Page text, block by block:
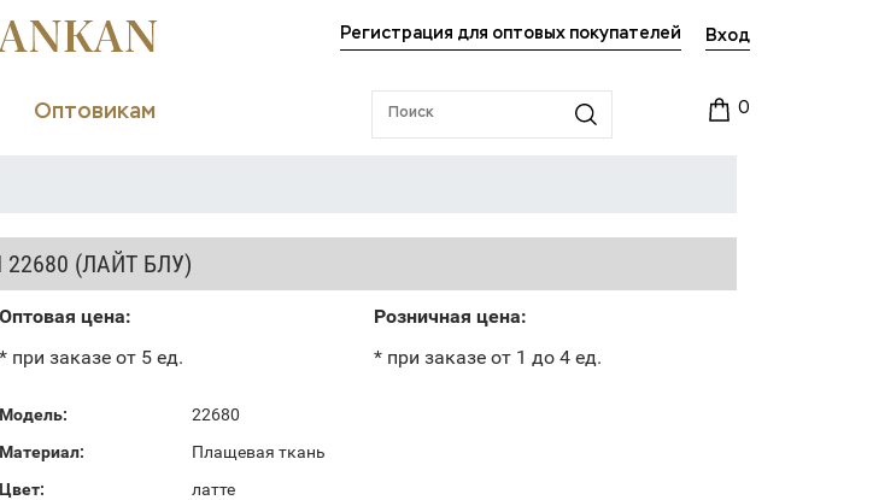
Регистрация для оптовых покупателей Вход
Оптовикам 0
(ЛАЙТ БЛУ)
Оптовая цена:
* при заказе от 5 ед.
Розничная цена:
* при заказе от 1 до 4 ед.
Модель:
22680
Материал:
Плащевая ткань
Цвет:
латте